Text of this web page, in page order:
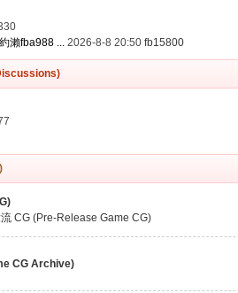
瀨fba988 ... 2026-8-8 20:50 fb15800
CG (Pre-Release Game CG)
CG Archive)